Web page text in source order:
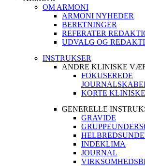
OM ARMONI
ARMONI NYHEDER
BERETNINGER
REFERATER
UDVALG OG
INSTRUKSER
ANDRE KLINISKE
FOKUSEREDE
KORTE
GENERELLE
GRAVIDE
INDEKLIMA
JOURNAL